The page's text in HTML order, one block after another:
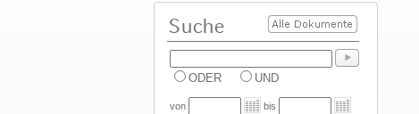
ODER UND
von bis